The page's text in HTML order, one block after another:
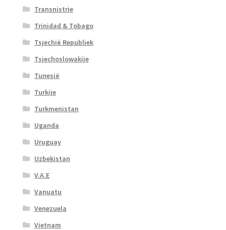
Transnistrie
Trinidad & Tobago
Tsjechië Republiek
Tsjechoslowakije
Tunesië
Turkije
Turkmenistan
Uganda
Uruguay
Uzbekistan
V.A.E
Vanuatu
Venezuela
Vietnam